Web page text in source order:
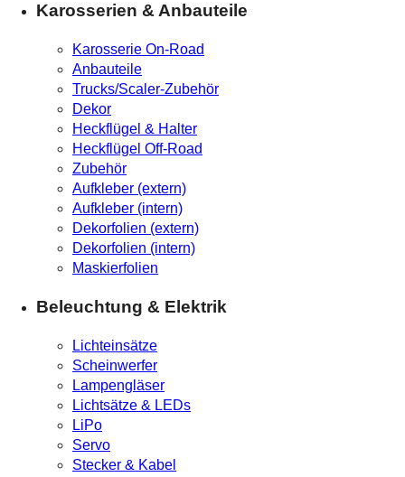
Karosserien & Anbauteile
Karosserie On-Road
Anbauteile
Trucks/Scaler-Zubehör
Dekor
Heckflügel & Halter
Heckflügel Off-Road
Zubehör
Aufkleber (extern)
Aufkleber (intern)
Dekorfolien (extern)
Dekorfolien (intern)
Maskierfolien
Beleuchtung & Elektrik
Lichteinsätze
Scheinwerfer
Lampengläser
Lichtsätze & LEDs
LiPo
Servo
Stecker & Kabel